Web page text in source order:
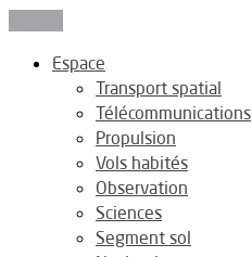
Espace
Transport spatial
Télécommunications
Propulsion
Vols habités
Observation
Sciences
Segment sol